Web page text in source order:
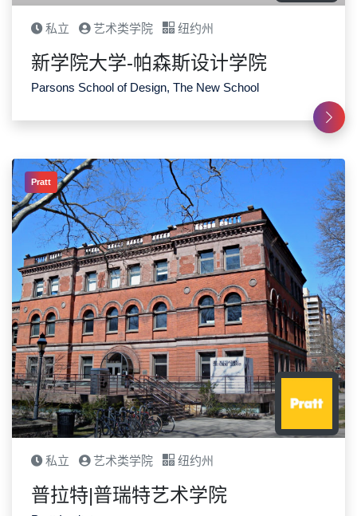
私立 艺术类学院 纽约州
新学院大学-帕森斯设计学院
Parsons School of Design, The New School
Pratt
私立 艺术类学院 纽约州
普拉特|普瑞特艺术学院